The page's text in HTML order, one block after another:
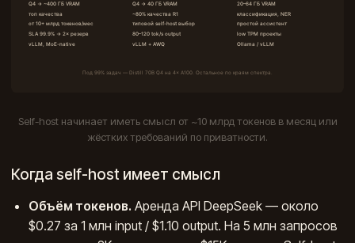
Self-host начинает иметь смысл от ~10 млрд токенов в месяц или
жёстких требований по приватности.
Когда self-host имеет смысл
Объём токенов. Аренда API DeepSeek — около
$0.27 за 1 млн input / $1.10 output. На 5 млн запросов